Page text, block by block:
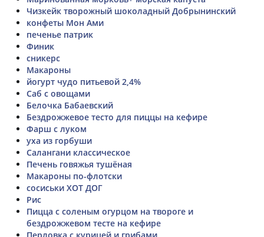
Чизкейк творожный шоколадный Добрынинский
конфеты Мон Ами
печенье патрик
Финик
сникерс
Макароны
йогурт чудо питьевой 2,4%
Саб с овощами
Белочка Бабаевский
Бездрожжевое тесто для пиццы на кефире
Фарш с луком
уха из горбуши
Салангани классическое
Печень говяжья тушёная
Макароны по-флотски
сосиськи ХОТ ДОГ
Рис
Пицца с соленым огурцом на твороге и
бездрожжевом тесте на кефире